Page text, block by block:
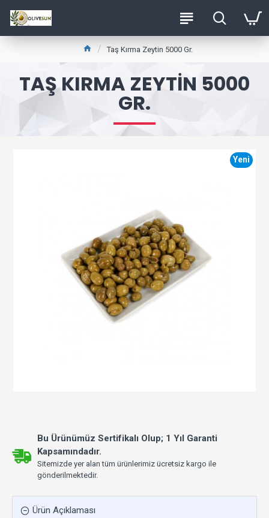
Taş Kırma Zeytin 5000 Gr.
TAŞ KIRMA ZEYTIN 5000
GR.
Yeni
Bu Ürünümüz Sertifikalı Olup; 1 Yıl Garanti
Kapsamındadır.
Sitemizde yer alan tüm ürünlerimiz ücretsiz kargo ile
gönderilmektedir.
Ürün Açıklaması